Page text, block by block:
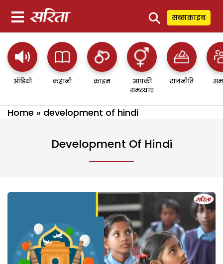
⚲ सब्सक्राइब
ऑडियो कहानी क्राइम
आपकी
समस्याएं
राजनीति
Home » development of hindi
Development Of Hindi